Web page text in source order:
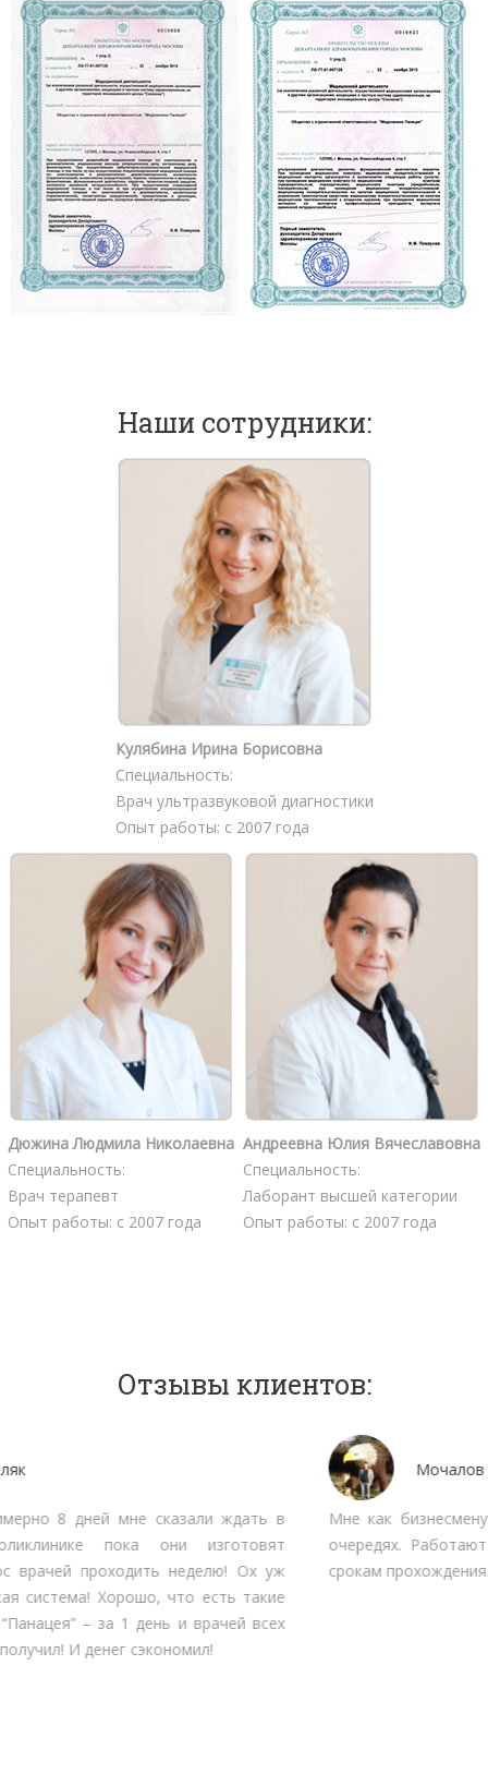
Наши сотрудники:
Кулябина Ирина Борисовна
Специальность:
Врач ультразвуковой диагностики
Опыт работы: с 2007 года
Дюжина Людмила Николаевна
Специальность:
Врач терапевт
Опыт работы: с 2007 года
Андреевна Юлия Вячеславовна
Специальность:
Лаборант высшей категории
Опыт работы: с 2007 года
Отзывы клиентов:
Мне как бизнесмену нет времени тратить на стояние в
очередях. Работают быстро, качественно, вменяемо по
срокам прохождения. Рекомендую.